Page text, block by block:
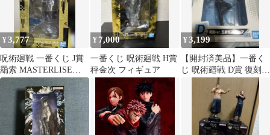
¥3,777
呪術廻戦 一番くじ J賞
羂索 MASTERLISE
EXPIECE
¥ 7,000
一番くじ 呪術廻戦 H賞
秤金次 フィギュア
¥3,199
【開封済美品】一番く
じ 呪術廻戦 D賞 復刻
ver. 五条悟 フィギュア